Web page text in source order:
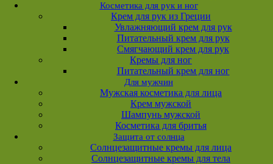
Косметика для рук и ног
Крем для рук из Греции
Увлажняющий крем для рук
Питательный крем для рук
Смягчающий крем для рук
Кремы для ног
Питательный крем для ног
Для мужчин
Мужская косметика для лица
Крем мужской
Шампунь мужской
Косметика для бритья
Защита от солнца
Солнцезащитные кремы для лица
Солнцезащитные кремы для тела